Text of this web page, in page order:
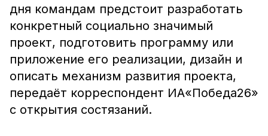
дня командам предстоит разработать
конкретный социально значимый
проект, подготовить программу или
приложение его реализации, дизайн и
описать механизм развития проекта,
передаёт корреспондент ИА«Победа26»
с открытия состязаний.